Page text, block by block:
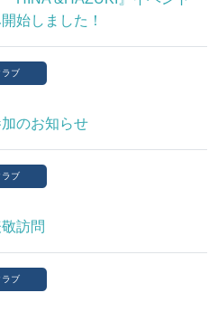
始しました！
ラブ
のお知らせ
ラブ
訪問
ラブ